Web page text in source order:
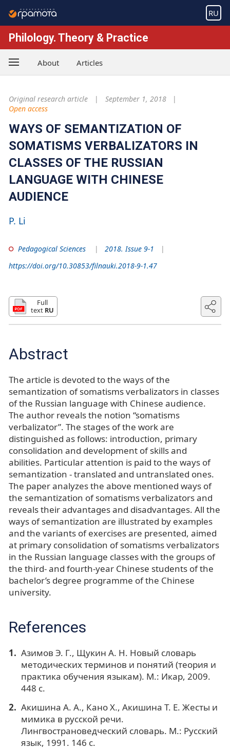
RU
Philology. Theory & Practice
About Articles
Original research article
September 1, 2018
Open access
WAYS OF SEMANTIZATION OF
SOMATISMS VERBALIZATORS IN
CLASSES OF THE RUSSIAN
LANGUAGE WITH CHINESE
AUDIENCE
P. Li
Pedagogical Sciences
2018. Issue 9-1
https://doi.org/10.30853/filnauki.2018-9-1.47
Full
text RU
Abstract
The article is devoted to the ways of the
semantization of somatisms verbalizators in classes
of the Russian language with Chinese audience.
The author reveals the notion “somatisms
verbalizator”. The stages of the work are
distinguished as follows: introduction, primary
consolidation and development of skills and
abilities. Particular attention is paid to the ways of
semantization - translated and untranslated ones.
The paper analyzes the above mentioned ways of
the semantization of somatisms verbalizators and
reveals their advantages and disadvantages. All the
ways of semantization are illustrated by examples
and the variants of exercises are presented, aimed
at primary consolidation of somatisms verbalizators
in the Russian language classes with the groups of
the third- and fourth-year Chinese students of the
bachelor’s degree programme of the Chinese
university.
References
Азимов Э. Г., Щукин А. Н. Новый словарь
методических терминов и понятий (теория и
практика обучения языкам). М.: Икар, 2009.
448 с.
Акишина А. А., Кано X., Акишина Т. Е. Жесты и
мимика в русской речи.
Лингвострановедческий словарь. М.: Русский
язык, 1991. 146 с.